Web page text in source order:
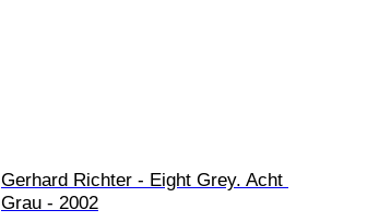
Gerhard Richter - Eight Grey. Acht
Grau - 2002